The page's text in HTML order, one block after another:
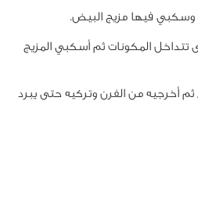
فيها مزيج البيض.
المكونات ثم أسكبي المزيج
أخرجيه من الفرن وتركيه حتى يبرد